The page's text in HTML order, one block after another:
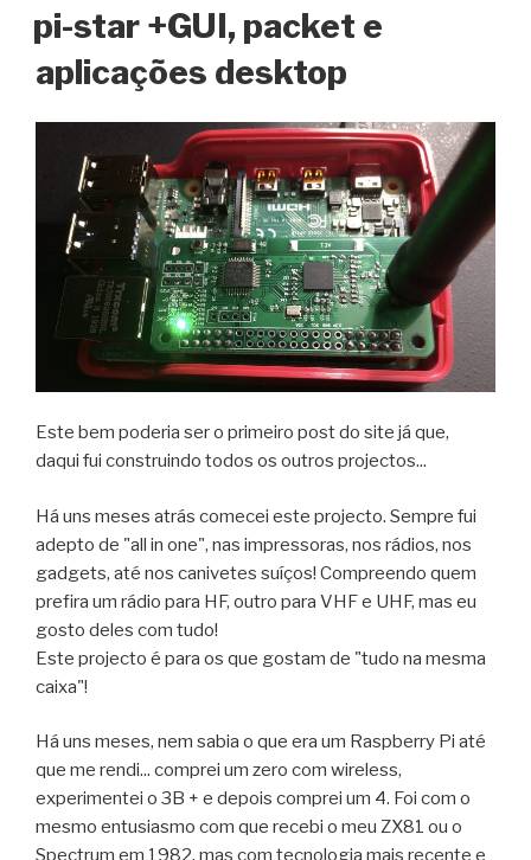
on
pi-star +GUI, packet e
aplicações desktop
Este bem poderia ser o primeiro post do site já que,
daqui fui construindo todos os outros projectos...
Há uns meses atrás comecei este projecto. Sempre fui
adepto de "all in one", nas impressoras, nos rádios, nos
gadgets, até nos canivetes suíços! Compreendo quem
prefira um rádio para HF, outro para VHF e UHF, mas eu
gosto deles com tudo!
Este projecto é para os que gostam de "tudo na mesma
caixa"!
Há uns meses, nem sabia o que era um Raspberry Pi até
que me rendi... comprei um zero com wireless,
experimentei o 3B + e depois comprei um 4. Foi com o
mesmo entusiasmo com que recebi o meu ZX81 ou o